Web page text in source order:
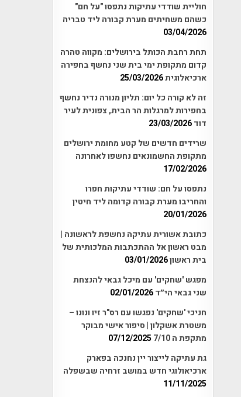
חוליית שודדי עתיקות נתפסו "על חם"
כשהם משחיתים מערת קבורה ליד טבריה
03/04/2026
תחת רחבת הכותל בירושלים: מקווה טהרה
קדום מתקופת ימי בית שני נחשף בחפירה
ארכיאלוגית25/03/2026
זה לא קורה כל יום: תליון מנורה נדיר נחשף
בחפירות למרגלות הר הבית, צפונית לעיר
דוד23/03/2026
שרידים חדשים של קטע מחומת ירושלים
מתקופת החשמונאים נחשפו לאחרונה
17/02/2026
נתפסו על חם: שודדי עתיקות חפרו
והחריבו מערת קבורה קדומה ליד חיטין
20/01/2026
כתובת אשורית עתיקה נחשפת לראשונה |
מבט ראשון אל ההתכתבות המלכותית של
בית ראשון03/01/2026
מפגש 'שחקים' עם מיכל גבאי להנצחת
שני גבאי הי״ד02/01/2026
חניכי 'שחקים' נפגשו עם רס"ר זיו ונונו –
משטרת אשקלון | סיפור אישי מבוקר
מתקפת ה 7/10
07/12/2025
גת עתיקה לייצור יין נחנכה בפארק
ארכיאולוגי חדש במושב זרחיה שבשפלה
11/11/2025